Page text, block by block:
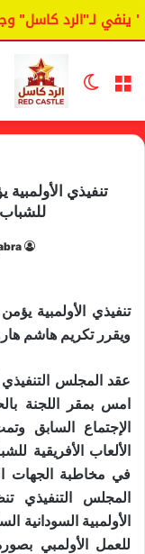
لـ"الرد كاسل"
القائمة الوضع المظلم
تنفيذي
تنفيذي الأولمبية
ويقرر تكريم هاشم
عقد المجلس التنفيذي
امس بمقر اللجنة
الإجتماع السابق
في مخاطبة الجهات
المجلس التنفيذي
الأولمبية السودانية
للعمل الأولمبي